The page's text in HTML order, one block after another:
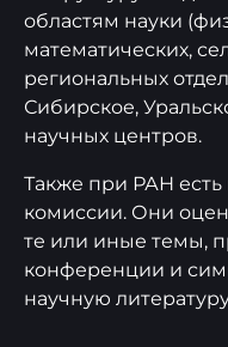
областям науки
математических,
региональных
Сибирское,
научных центров.
Также при РАН
комиссии. Они
те или иные темы,
конференции и
научную